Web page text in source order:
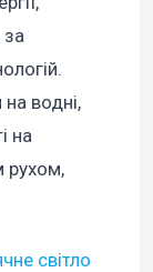
водні,
на
рухом,
світло